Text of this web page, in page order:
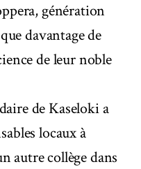
génération
davantage de
de leur noble
de Kaseloki a
locaux à
autre collège dans